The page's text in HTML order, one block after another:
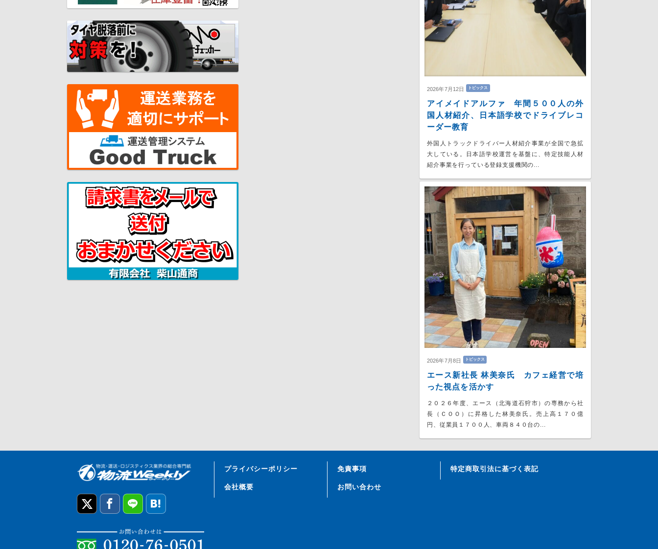
2026年7月12日 トピックス
アイメイドアルファ 年間５００人の外
国人材紹介、日本語学校でドライブレコ
ーダー教育
外国人トラックドライバー人材紹介事業が全国で急拡
大している。日本語学校運営を基盤に、特定技能人材
紹介事業を行っている登録支援機関の...
2026年7月8日 トピックス
エース新社長 林美奈氏 カフェ経営で培
った視点を活かす
２０２６年度、エース（北海道石狩市）の専務から社
長（ＣＯＯ）に昇格した林美奈氏。売上高１７０億
円、従業員１７００人、車両８４０台の...
プライバシーポリシー 免責事項 特定商取引法に基づく表記
会社概要 お問い合わせ